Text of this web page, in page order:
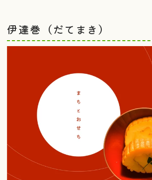
伊達巻（だてまき）